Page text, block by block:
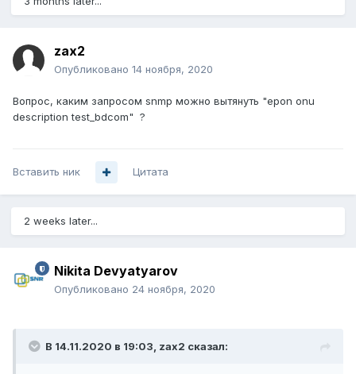
zax2
Опубликовано 14 ноября, 2020
Вопрос, каким запросом snmp можно вытянуть "epon onu
description test_bdcom" ?
Вставить ник Цитата
2 weeks later...
Nikita Devyatyarov
Опубликовано 24 ноября, 2020
В 14.11.2020 в 19:03, zax2 сказал: